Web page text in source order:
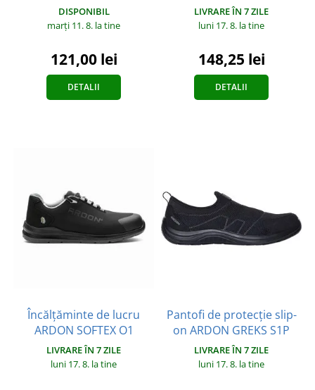
DISPONIBIL
marți 11. 8. la tine
121,00 lei
DETALII
LIVRARE ÎN 7 ZILE
luni 17. 8. la tine
148,25 lei
DETALII
Încălțăminte de lucru
ARDON SOFTEX O1
LIVRARE ÎN 7 ZILE
luni 17. 8. la tine
Pantofi de protecție slip-
on ARDON GREKS S1P
LIVRARE ÎN 7 ZILE
luni 17. 8. la tine